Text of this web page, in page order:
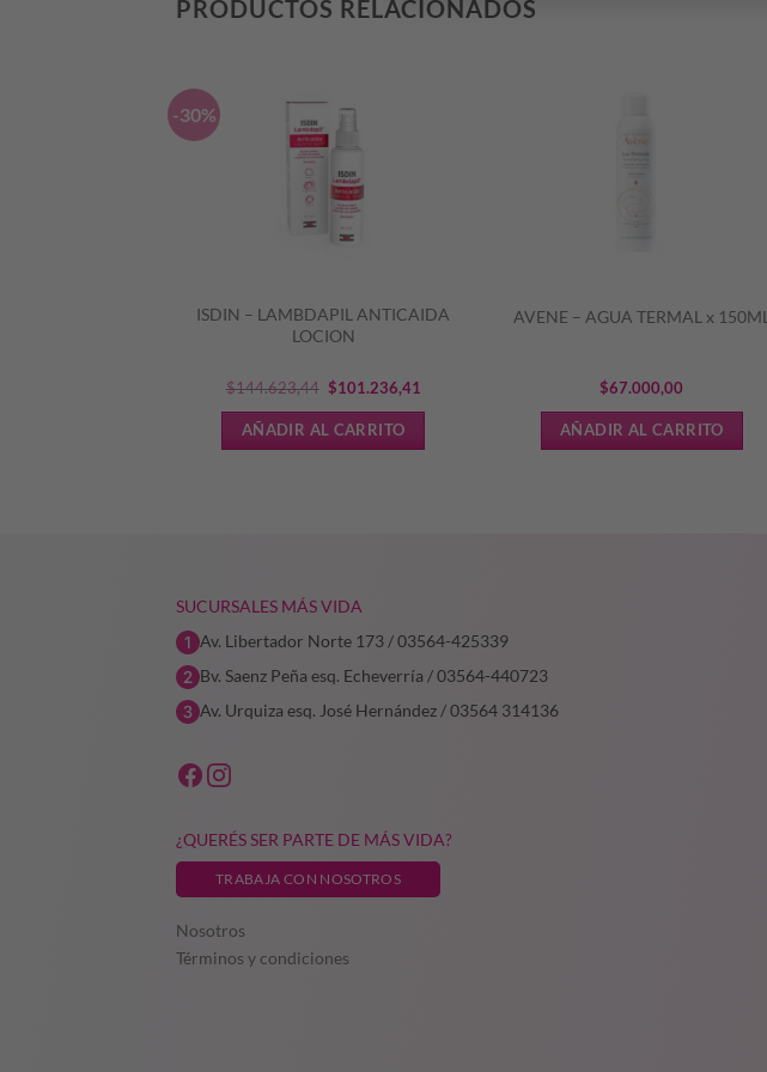
PRODUCTOS RELACIONADOS
-30%
ISDIN – LAMBDAPIL ANTICAIDA
LOCION
$144.623,44 El
precio
original
$101.236,41
precio
actual
AÑADIR AL CARRITO
AVENE – AGUA TERMAL x 150ML
$67.000,00
AÑADIR AL CARRITO
SUCURSALES MÁS VIDA
Av. Libertador Norte 173 / 03564-425339
Bv. Saenz Peña esq. Echeverría / 03564-440723
Av. Urquiza esq. José Hernández / 03564 314136
¿QUERÉS SER PARTE DE MÁS VIDA?
TRABAJA CON NOSOTROS
Nosotros
Términos y condiciones